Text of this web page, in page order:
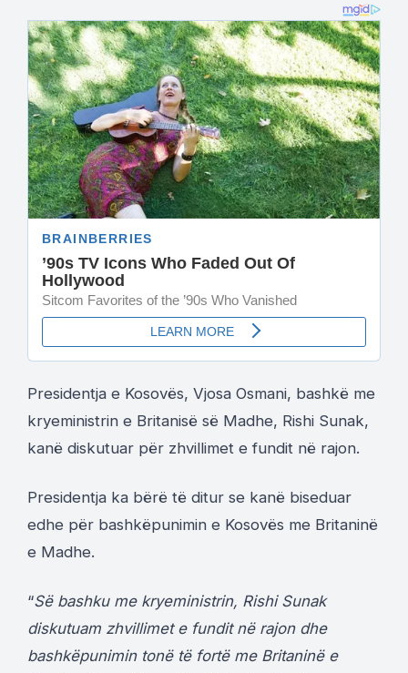
Presidentja e Kosovës, Vjosa Osmani, bashkë me
kryeministrin e Britanisë së Madhe, Rishi Sunak,
kanë diskutuar për zhvillimet e fundit në rajon.
Presidentja ka bërë të ditur se kanë biseduar
edhe për bashkëpunimin e Kosovës me Britaninë
e Madhe.
“Së bashku me kryeministrin, Rishi Sunak
diskutuam zhvillimet e fundit në rajon dhe
bashkëpunimin tonë të fortë me Britaninë e